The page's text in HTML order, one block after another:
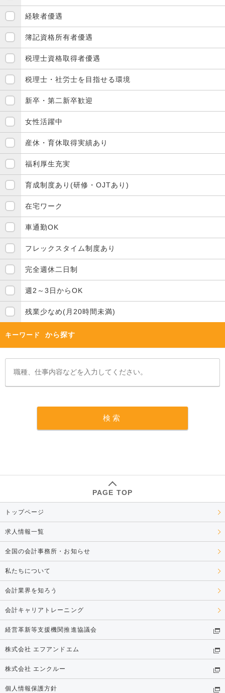
経験者優遇
簿記資格所有者優遇
税理士資格取得者優遇
税理士・社労士を目指せる環境
新卒・第二新卒歓迎
女性活躍中
産休・育休取得実績あり
福利厚生充実
育成制度あり(研修・OJTあり)
在宅ワーク
車通勤OK
フレックスタイム制度あり
完全週休二日制
週2～3日からOK
残業少なめ(月20時間未満)
キーワード から探す
PAGE TOP
トップページ
求人情報一覧
全国の会計事務所・お知らせ
私たちについて
会計業界を知ろう
会計キャリアトレーニング
経営革新等支援機関推進協議会
株式会社 エフアンドエム
株式会社 エンクルー
個人情報保護方針